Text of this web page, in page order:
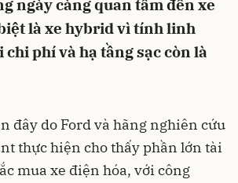
ngày càng quan tâm đến xe
là xe hybrid vì tính linh
phí và hạ tầng sạc còn là
đây do Ford và hãng nghiên cứu
thực hiện cho thấy phần lớn tài
mua xe điện hóa, với công
Hủy